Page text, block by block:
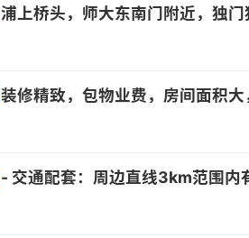
浦上桥头，师大东南门附近，独门独户单身公寓，一线江景房，南北通透。公交地铁出行方便，商业圈内有超市，饭店，娱乐，培训等，朴朴就在楼下。临近正荣、师大潮街、高新万达商业圈等。 包物业宽带，两室一厨一卫(厨
装修精致，包物业费，房间面积
- 交通配套：周边直线3km范围内有1个地铁站厚庭，直线1km内有13个公交站，距离浦上大桥西站仅105m. -